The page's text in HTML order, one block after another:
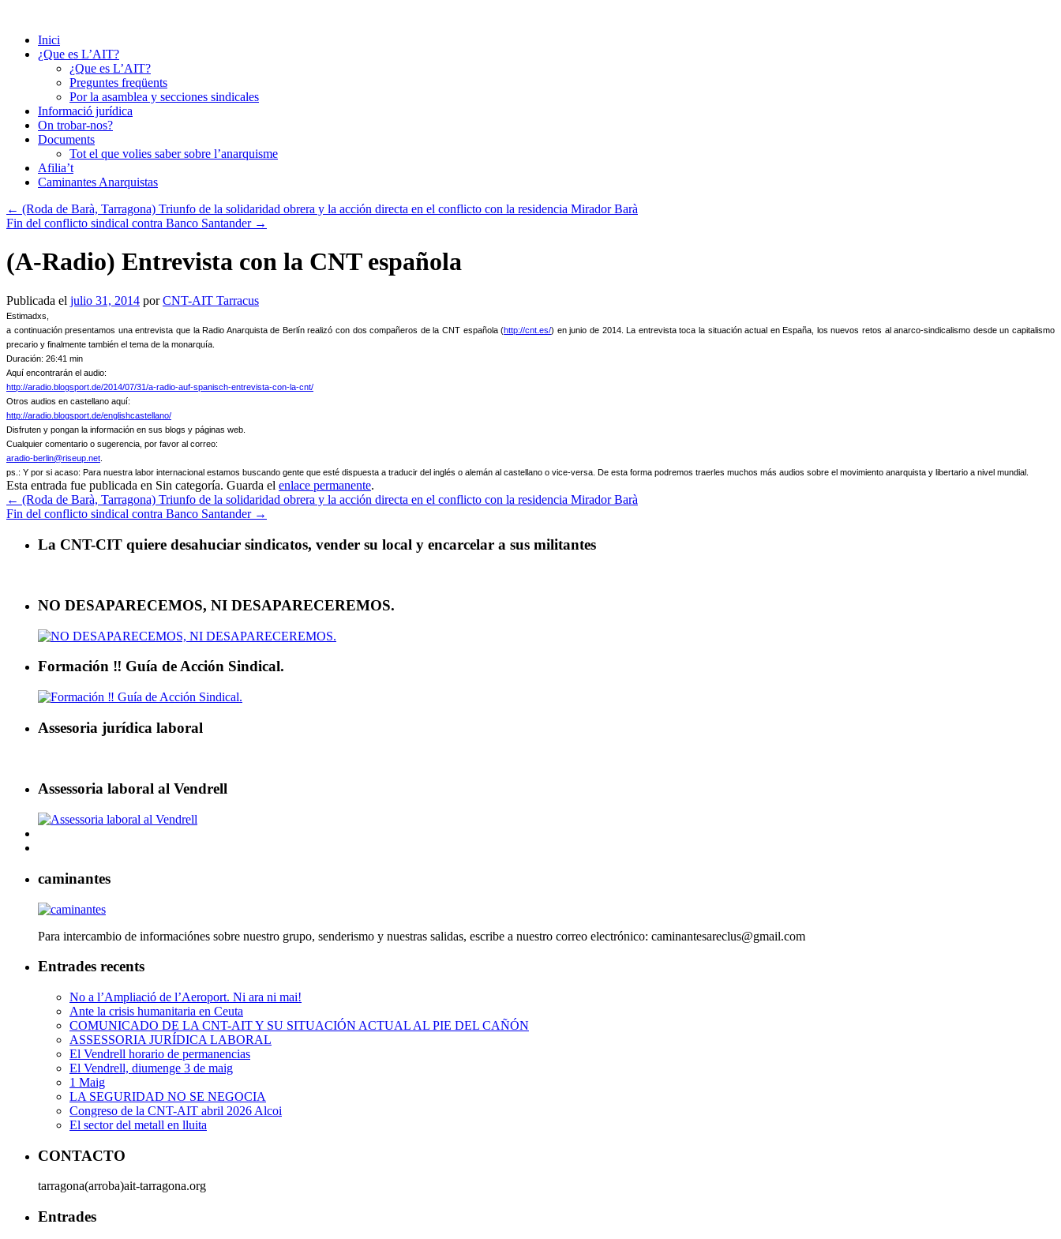
contenido
Inici
¿Que es L’AIT?
¿Que es L’AIT?
Preguntes freqüents
Por la asamblea y secciones sindicales
Informació jurídica
On trobar-nos?
Documents
Tot el que volies saber sobre l’anarquisme
Afilia’t
Caminantes Anarquistas
← (Roda de Barà, Tarragona) Triunfo de la solidaridad obrera y la acción directa en el conflicto con la residencia Mirador Barà
Fin del conflicto sindical contra Banco Santander →
(A-Radio) Entrevista con la CNT española
Publicada el julio 31, 2014 por CNT-AIT Tarracus
Estimadxs,
a continuación presentamos una entrevista que la Radio Anarquista de Berlín realizó con dos compañeros de la CNT española (http://cnt.es/) en junio de 2014. La entrevista toca la situación actual en España, los nuevos retos al anarco-sindicalismo desde un capitalismo
precario y finalmente también el tema de la monarquía.
Duración: 26:41 min
Aquí encontrarán el audio:
http://aradio.blogsport.de/2014/07/31/a-radio-auf-spanisch-entrevista-con-la-cnt/
Otros audios en castellano aquí:
http://aradio.blogsport.de/englishcastellano/
Disfruten y pongan la información en sus blogs y páginas web.
Cualquier comentario o sugerencia, por favor al correo:
aradio-berlin@riseup.net
ps.: Y por si acaso: Para nuestra labor internacional estamos buscando gente que esté dispuesta a traducir del inglés o alemán al castellano o vice-versa. De esta forma podremos traerles muchos más audios sobre el movimiento anarquista y libertario a nivel mundial.
Esta entrada fue publicada en Sin categoría. Guarda el enlace permanente.
← (Roda de Barà, Tarragona) Triunfo de la solidaridad obrera y la acción directa en el conflicto con la residencia Mirador Barà
Fin del conflicto sindical contra Banco Santander →
La CNT-CIT quiere desahuciar sindicatos, vender su local y encarcelar a sus militantes
NO DESAPARECEMOS, NI DESAPARECEREMOS.
Formación ‼ Guía de Acción Sindical.
Assesoria jurídica laboral
Assessoria laboral al Vendrell
caminantes
Para intercambio de informaciónes sobre nuestro grupo, senderismo y nuestras salidas, escribe a nuestro correo electrónico: caminantesareclus@gmail.com
Entrades recents
No a l’Ampliació de l’Aeroport. Ni ara ni mai!
Ante la crisis humanitaria en Ceuta
COMUNICADO DE LA CNT-AIT Y SU SITUACIÓN ACTUAL AL PIE DEL CAÑÓN
ASSESSORIA JURÍDICA LABORAL
El Vendrell horario de permanencias
El Vendrell, diumenge 3 de maig
1 Maig
LA SEGURIDAD NO SE NEGOCIA
Congreso de la CNT-AIT abril 2026 Alcoi
El sector del metall en lluita
CONTACTO
tarragona(arroba)ait-tarragona.org
Entrades